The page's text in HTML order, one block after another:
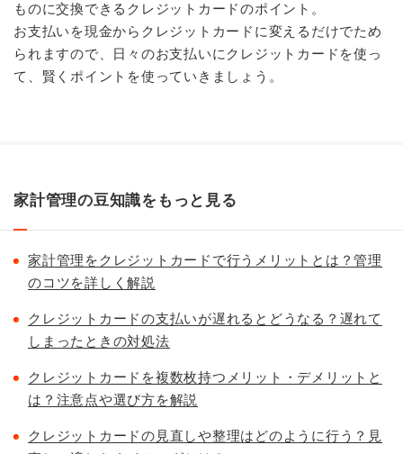
ものに交換できるクレジットカードのポイント。
お支払いを現金からクレジットカードに変えるだけでため
られますので、日々のお支払いにクレジットカードを使っ
て、賢くポイントを使っていきましょう。
家計管理の豆知識をもっと見る
家計管理をクレジットカードで行うメリットとは？管理
のコツを詳しく解説
クレジットカードの支払いが遅れるとどうなる？遅れて
しまったときの対処法
クレジットカードを複数枚持つメリット・デメリットと
は？注意点や選び方を解説
クレジットカードの見直しや整理はどのように行う？見